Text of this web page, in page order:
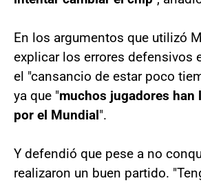
En los argumentos que utilizó
explicar los errores defensivos
el "cansancio de estar poco
ya que "muchos jugadores han
por el Mundial".
Y defendió que pese a no
realizaron un buen partido.